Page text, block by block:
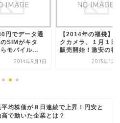
円でデータ通
SIMがキタ
モバイル...
2014年9月1日
【2014年の福袋】
クカメラ、１月１日
販売開始！激安の初
2013年12
平均株価が８日連続で上昇！円安と
高で動いた企業とは？